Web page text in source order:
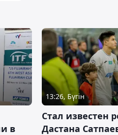
в
13:26, Бүгін
Стал известен
Дастана